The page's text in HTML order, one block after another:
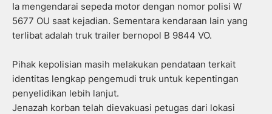
Ia mengendarai sepeda motor dengan nomor polisi W
5677 OU saat kejadian. Sementara kendaraan lain yang
terlibat adalah truk trailer bernopol B 9844 VO.
Pihak kepolisian masih melakukan pendataan terkait
identitas lengkap pengemudi truk untuk kepentingan
penyelidikan lebih lanjut.
Jenazah korban telah dievakuasi petugas dari lokasi